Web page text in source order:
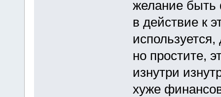
желание быть
в действие к
но простите,
изнутри
хуже